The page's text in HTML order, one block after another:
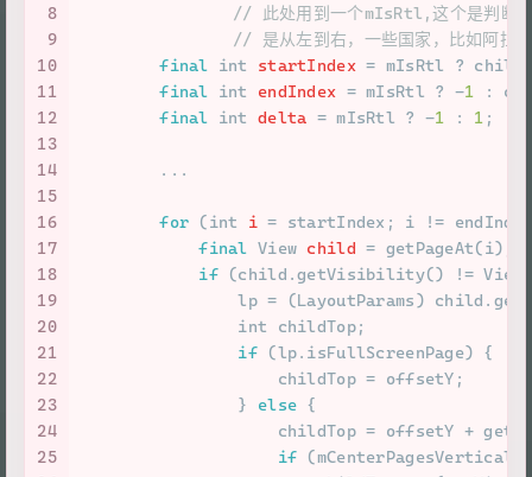
8
9
10
11
12
13
14
15
16
17
18
19
20
21
22
23
24
25
// 此处用到一个mIsRtl,这个是判断手
// 是从左到右，一些国家，比如阿拉
final
int startIndex = mIsRtl ?
final
int endIndex = mIsRtl ? -1 :
final
int delta = mIsRtl ? -1 : 1 ;
        ...
for (int i = startIndex; i !=
final View child = getPageAt(i);
if (child.getVisibility() !=
lp = (LayoutParams)
int childTop;
if (lp.isFullScreenPage) {
                    childTop = offsetY;
                }
else {
childTop = offsetY +
if